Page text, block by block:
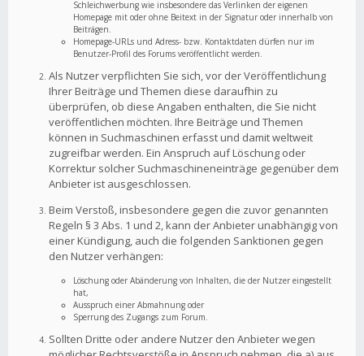
Schleichwerbung wie insbesondere das Verlinken der eigenen
Homepage mit oder ohne Beitext in der Signatur oder innerhalb von
Beiträgen.
Homepage-URLs und Adress- bzw. Kontaktdaten dürfen nur im
Benutzer-Profil des Forums veröffentlicht werden.
Als Nutzer verpflichten Sie sich, vor der Veröffentlichung
Ihrer Beiträge und Themen diese daraufhin zu
überprüfen, ob diese Angaben enthalten, die Sie nicht
veröffentlichen möchten. Ihre Beiträge und Themen
können in Suchmaschinen erfasst und damit weltweit
zugreifbar werden. Ein Anspruch auf Löschung oder
Korrektur solcher Suchmaschineneinträge gegenüber dem
Anbieter ist ausgeschlossen.
Beim Verstoß, insbesondere gegen die zuvor genannten
Regeln § 3 Abs. 1 und 2, kann der Anbieter unabhängig von
einer Kündigung, auch die folgenden Sanktionen gegen
den Nutzer verhängen:
Löschung oder Abänderung von Inhalten, die der Nutzer eingestellt
hat,
Ausspruch einer Abmahnung oder
Sperrung des Zugangs zum Forum.
Sollten Dritte oder andere Nutzer den Anbieter wegen